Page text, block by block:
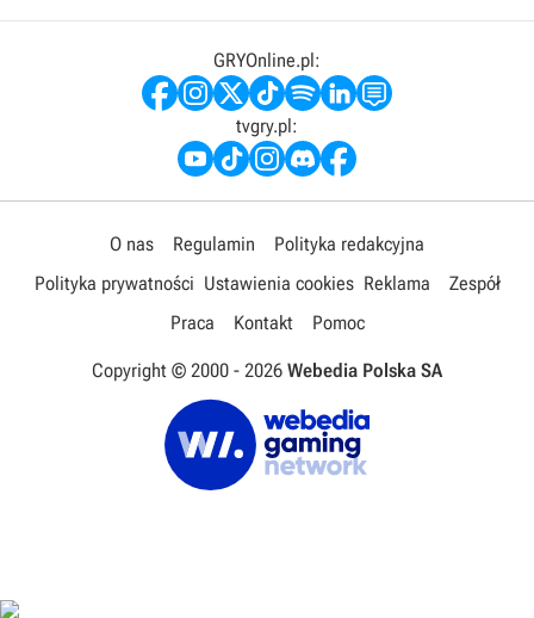
GRYOnline.pl:
tvgry.pl:
O nas Regulamin
Polityka redakcyjna
Polityka prywatności Ustawienia cookies Reklama
Zespół
Praca
Kontakt Pomoc
Copyright © 2000 - 2026 Webedia Polska SA